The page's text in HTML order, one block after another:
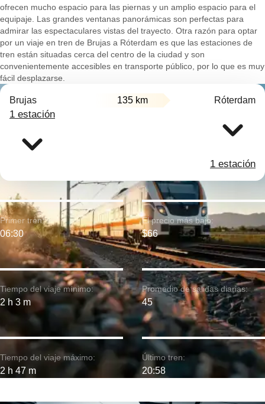
ofrecen mucho espacio para las piernas y un amplio espacio para el
equipaje. Las grandes ventanas panorámicas son perfectas para
admirar las espectaculares vistas del trayecto. Otra razón para optar
por un viaje en tren de Brujas a Róterdam es que las estaciones de
tren están situadas cerca del centro de la ciudad y son
convenientemente accesibles en transporte público, por lo que es muy
fácil desplazarse.
Brujas 135 km Róterdam
1 estación
1 estación
Tiempo del viaje mínimo:
2 h 3 m
Primer tren:
06:30
Tiempo del viaje máximo:
2 h 47 m
El precio más bajo:
$66
Promedio de salidas diarias:
45
Último tren:
20:58